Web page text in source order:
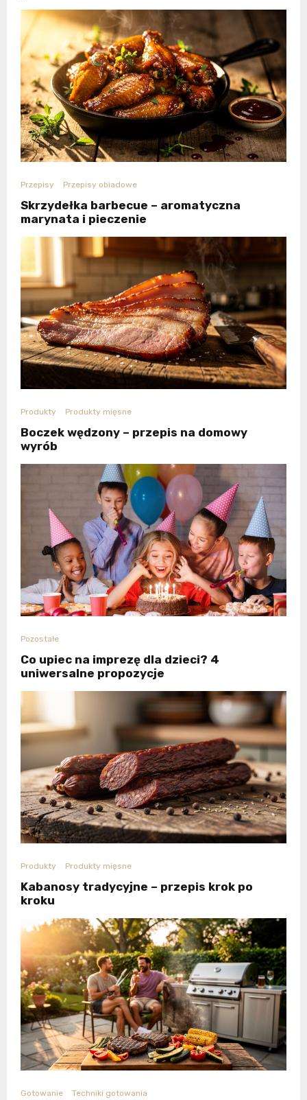
Przepisy Przepisy obiadowe
Skrzydełka barbecue – aromatyczna
marynata i pieczenie
Produkty Produkty mięsne
Boczek wędzony – przepis na domowy
wyrób
Pozostałe
Co upiec na imprezę dla dzieci? 4
uniwersalne propozycje
Produkty Produkty mięsne
Kabanosy tradycyjne – przepis krok po
kroku
Gotowanie Techniki gotowania